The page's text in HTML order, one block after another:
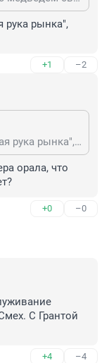
рынка",
+1 –2
Возможно, все решила "невидимая рука рынка", которая сильнее всяких санкций.
орала, что
+0 –0
С Грантой
+4 –4